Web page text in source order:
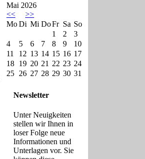
Mai 2026
<<
>>
MoDi Mi DoFr Sa So
1
2
3
4
5 6 7 8 9
10
11
12 13 14 15 16 17
18 19 20 21 22 23 24
25 26 27 28 29 30 31
Newsletter
Unter Neuigkeiten
stellen wir Ihnen in
loser Folge neue
Informationen und
Unterlagen vor. Sie